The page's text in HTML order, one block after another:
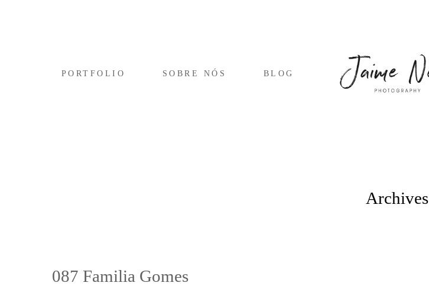
PORTFOLIO SOBRE NÓS BLOG
Archives
087 Familia Gomes